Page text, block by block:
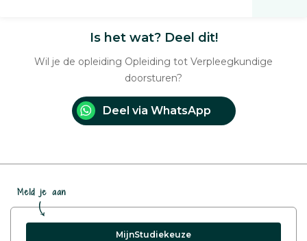
Is het wat? Deel dit!
Wil je de opleiding Opleiding tot Verpleegkundige
doorsturen?
Deel via WhatsApp
Meld je aan
MijnStudiekeuze